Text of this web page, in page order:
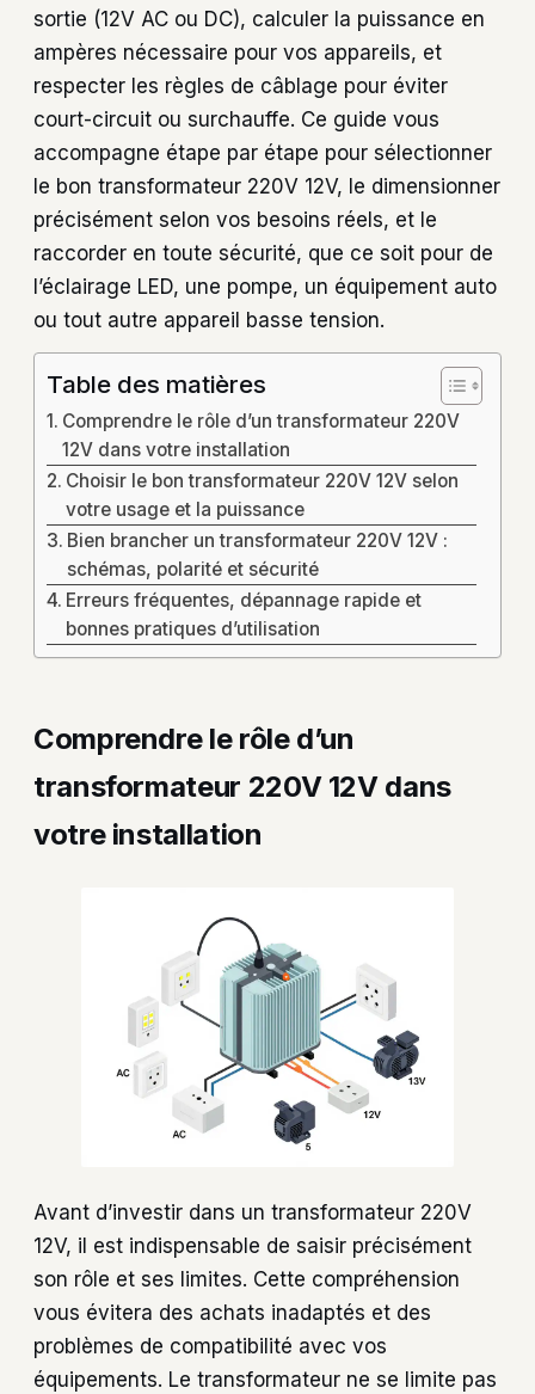
sortie (12V AC ou DC), calculer la puissance en
ampères nécessaire pour vos appareils, et
respecter les règles de câblage pour éviter
court-circuit ou surchauffe. Ce guide vous
accompagne étape par étape pour sélectionner
le bon transformateur 220V 12V, le dimensionner
précisément selon vos besoins réels, et le
raccorder en toute sécurité, que ce soit pour de
l’éclairage LED, une pompe, un équipement auto
ou tout autre appareil basse tension.
Table des matières
Comprendre le rôle d’un transformateur 220V
12V dans votre installation
Choisir le bon transformateur 220V 12V selon
votre usage et la puissance
Bien brancher un transformateur 220V 12V :
schémas, polarité et sécurité
Erreurs fréquentes, dépannage rapide et
bonnes pratiques d’utilisation
Comprendre le rôle d’un
transformateur 220V 12V dans
votre installation
Avant d’investir dans un transformateur 220V
12V, il est indispensable de saisir précisément
son rôle et ses limites. Cette compréhension
vous évitera des achats inadaptés et des
problèmes de compatibilité avec vos
équipements. Le transformateur ne se limite pas